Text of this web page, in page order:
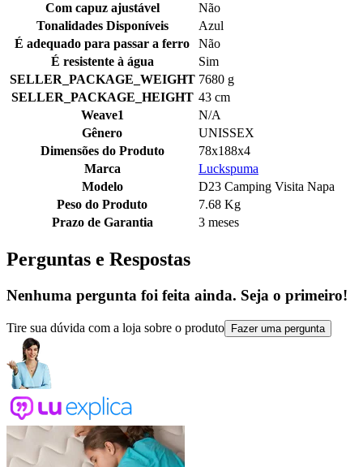
Com capuz ajustável
Não
Tonalidades Disponíveis
Azul
É adequado para passar a ferro
Não
É resistente à água
Sim
SELLER_PACKAGE_WEIGHT 7680 g
SELLER_PACKAGE_HEIGHT 43 cm
Weave1
N/A
Gênero
UNISSEX
Dimensões do Produto
78x188x4
Marca
Luckspuma
Modelo
D23 Camping Visita Napa
Peso do Produto
7.68 Kg
Prazo de Garantia
3 meses
Perguntas e Respostas
Nenhuma pergunta foi feita ainda. Seja o primeiro!
Tire sua dúvida com a loja sobre o produto Fazer uma pergunta